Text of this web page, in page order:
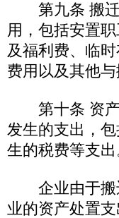
第九条 搬迁
用，包括安置
及福利费、临
费用以及其他
第十条 资产
发生的支出，
生的税费等支
企业由于搬
业的资产处置